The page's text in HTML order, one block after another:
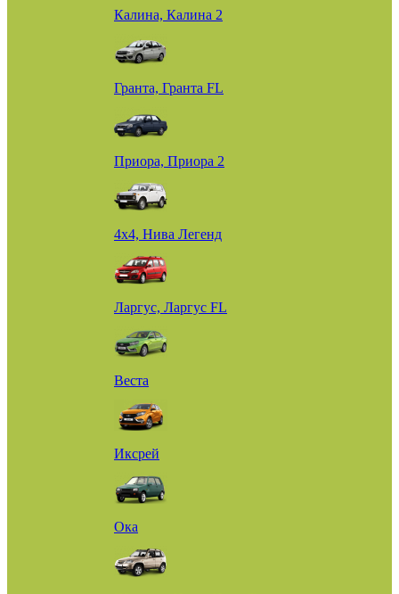
Калина, Калина 2
Гранта, Гранта FL
Приора, Приора 2
4х4, Нива Легенд
Ларгус, Ларгус FL
Веста
Иксрей
Ока